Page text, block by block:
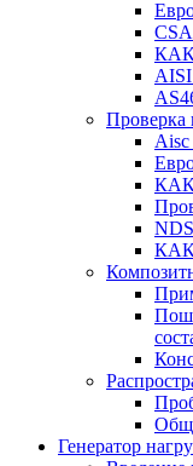
КАК
AISI
Проверка
Aisc
КАК
КАК
Генератор